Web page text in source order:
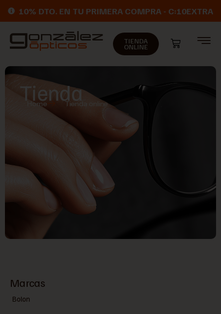
10% DTO. EN TU PRIMERA COMPRA - C:10EXTRA
TIENDA
ONLINE
Tienda
Home Tienda online
Marcas
Bolon